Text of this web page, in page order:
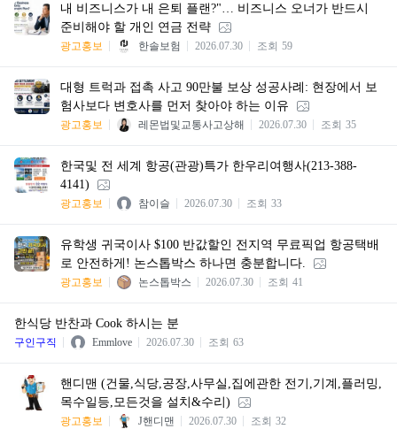
내 비즈니스가 내 은퇴 플랜?"… 비즈니스 오너가 반드시
준비해야 할 개인 연금 전략
광고홍보 한솔보험 2026.07.30 조회 59
대형 트럭과 접촉 사고 90만불 보상 성공사례: 현장에서 보
험사보다 변호사를 먼저 찾아야 하는 이유
광고홍보 레몬법및교통사고상해 2026.07.30 조회 35
한국및 전 세계 항공(관광)특가 한우리여행사(213-388-
4141)
광고홍보 참이슬 2026.07.30 조회 33
유학생 귀국이사 $100 반값할인 전지역 무료픽업 항공택배
로 안전하게! 논스톱박스 하나면 충분합니다.
광고홍보 논스톱박스 2026.07.30 조회 41
한식당 반찬과 Cook 하시는 분
구인구직 Emmlove 2026.07.30 조회 63
핸디맨 (건물,식당,공장,사무실,집에관한 전기,기계,플러밍,
목수일등,모든것을 설치&수리)
광고홍보 J핸디맨 2026.07.30 조회 32